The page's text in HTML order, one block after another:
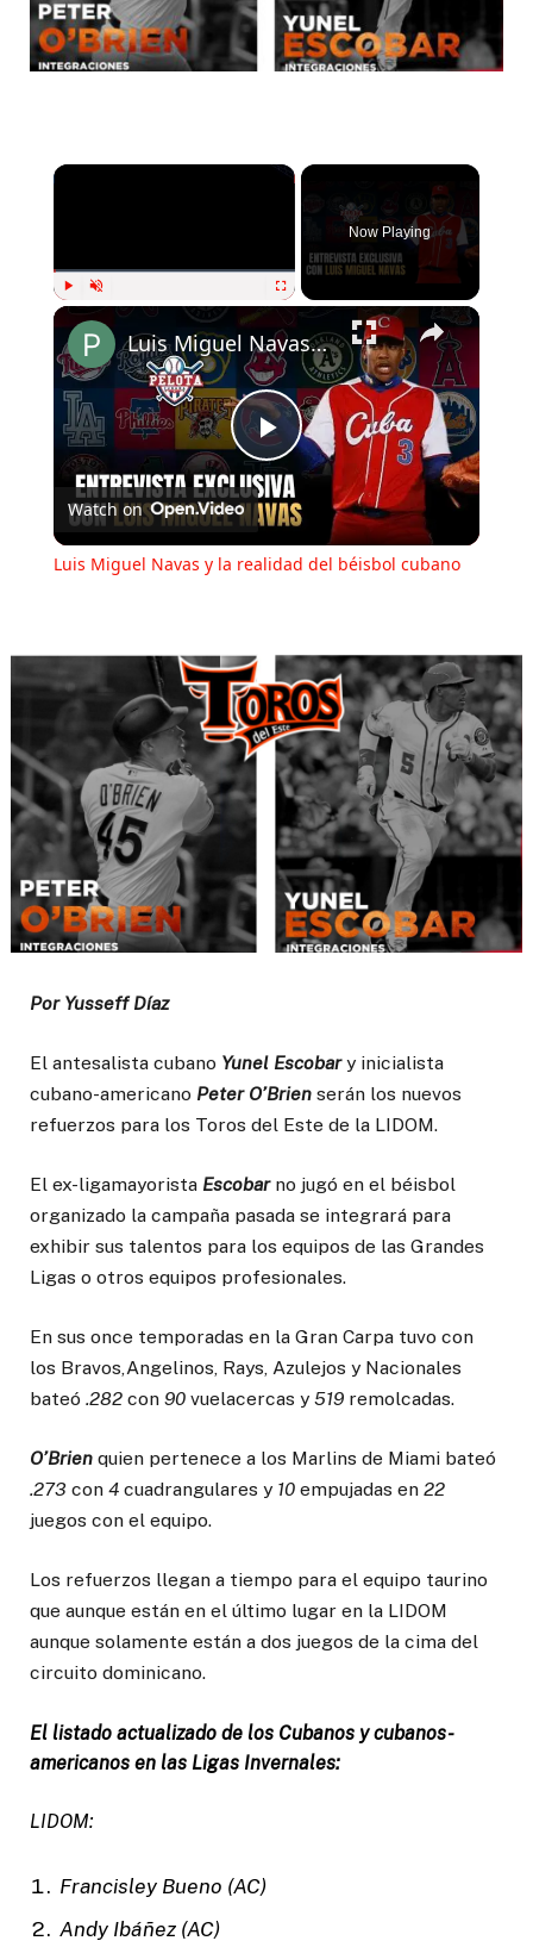
Now Playing
Play
Video
Luis Miguel Navas y la realidad del béisbol cubano
Watch on
Luis Miguel Navas y la realidad del béisbol cubano
Por Yusseff Díaz
El antesalista cubano Yunel Escobary inicialista
cubano-americano Peter O’Brien serán los nuevos
refuerzos para los Toros del Este de la LIDOM.
El ex-ligamayorista Escobarno jugó en el béisbol
organizado la campaña pasada se integrará para
exhibir sus talentos para los equipos de las Grandes
Ligas o otros equipos profesionales.
En sus once temporadas en la Gran Carpa tuvo con
los Bravos,Angelinos, Rays, Azulejos y Nacionales
bateó .282 con 90 vuelacercas y 519 remolcadas.
O’Brien quien pertenece a los Marlins de Miami bateó
.273 con 4 cuadrangulares y 10 empujadas en 22
juegos con el equipo.
Los refuerzos llegan a tiempo para el equipo taurino
que aunque están en el último lugar en la LIDOM
aunque solamente están a dos juegos de la cima del
circuito dominicano.
El listado actualizado de los Cubanos y cubanos-
americanos en las Ligas Invernales:
LIDOM:
Francisley Bueno (AC)
Andy Ibáñez (AC)